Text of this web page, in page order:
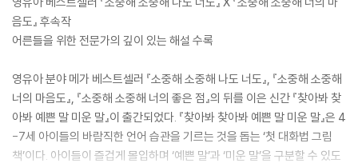
음도』 후속작
어른들을 위한 전문가의 깊이 있는 해설 수록
영유아 분야 메가 베스트셀러 『소중해 소중해 나도 너도』, 『소중해 소중해
너의 마음도』, 『소중해 소중해 너의 좋은 점』의 뒤를 이은 신간 『찾아봐 찾
아봐 예쁜 말 미운 말』이 출간되었다. 『찾아봐 찾아봐 예쁜 말 미운 말』은 4
-7세 아이들의 바람직한 언어 습관을 기르는 것을 돕는 ‘첫 대화법 그림
책’이다. 아이들이 즐겁게 몰입하며 ‘예쁜 말’과 ‘미운 말’을 구분할 수 있도